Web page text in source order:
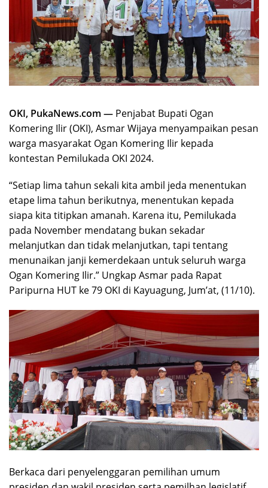
OKI, PukaNews.com — Penjabat Bupati Ogan
Komering Ilir (OKI), Asmar Wijaya menyampaikan pesan
warga masyarakat Ogan Komering Ilir kepada
kontestan Pemilukada OKI 2024.
“Setiap lima tahun sekali kita ambil jeda menentukan
etape lima tahun berikutnya, menentukan kepada
siapa kita titipkan amanah. Karena itu, Pemilukada
pada November mendatang bukan sekadar
melanjutkan dan tidak melanjutkan, tapi tentang
menunaikan janji kemerdekaan untuk seluruh warga
Ogan Komering Ilir.” Ungkap Asmar pada Rapat
Paripurna HUT ke 79 OKI di Kayuagung, Jum’at, (11/10).
Berkaca dari penyelenggaran pemilihan umum